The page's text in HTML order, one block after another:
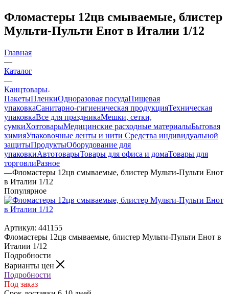
Фломастеры 12цв смываемые, блистер
Мульти-Пульти Енот в Италии 1/12
Главная
—
Каталог
—
Канцтовары
ПакетыПленкиОдноразовая посудаПищевая
упаковкаСанитарно-гигиеническая продукцияТехническая
упаковкаВсе для праздникаМешки, сетки,
сумкиХозтоварыМедицинские расходные материалыБытовая
химияУпаковочные ленты и нити Средства индивидуальной
защитыПродуктыОборудование для
упаковкиАвтотоварыТовары для офиса и домаТовары для
торговлиРазное
—Фломастеры 12цв смываемые, блистер Мульти-Пульти Енот
в Италии 1/12
Популярное
Артикул: 441155
Фломастеры 12цв смываемые, блистер Мульти-Пульти Енот в
Италии 1/12
Подробности
Варианты цен
Подробности
Под заказ